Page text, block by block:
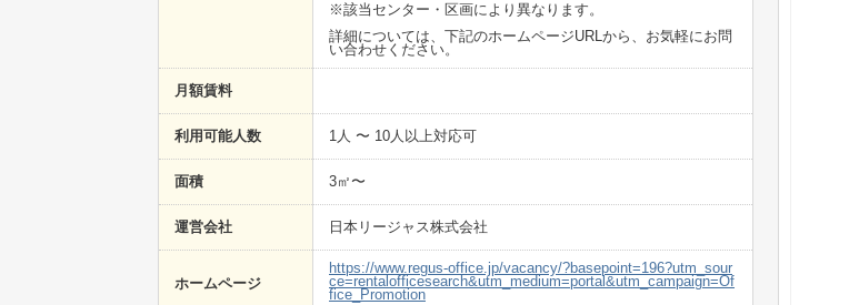
※該当センター・区画により異なります。
詳細については、下記のホームページURLから、お気軽にお問
い合わせください。
月額賃料
利用可能人数 1人 〜 10人以上対応可
面積 3㎡〜
運営会社 日本リージャス株式会社
ホームページ
https://www.regus-office.jp/vacancy/?basepoint=196?utm_sour
ce=rentalofficesearch&utm_medium=portal&utm_campaign=Of
fice_Promotion